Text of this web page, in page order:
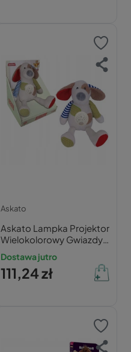
Askato
Askato Lampka Projektor
Wielokolorowy Gwiazdy i
Księżyc Pluszowy Piesek
z Pozytywką
Dostawa jutro
111,24 zł